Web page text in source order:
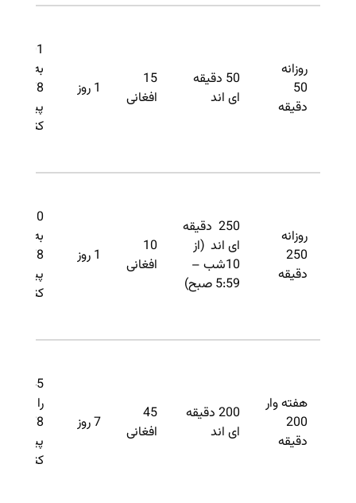
به
3378
پیام
کنید.
1 روز
15
افغانی
50 دقیقه
ای اند
روزانه
50
دقیقه
به
3378
پیام
کنید.
1 روز
10
افغانی
250 دقیقه
ای اند (از
10شب –
5:59 صبح)
روزانه
250
دقیقه
W45
را به
3378
پیام
کنید.
7 روز
45
افغانی
200 دقیقه
ای اند
هفته وار
200
دقیقه